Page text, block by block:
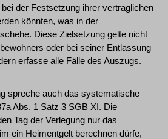
der Festsetzung ihrer vertraglichen
könnten, was in der
Diese Zielsetzung gelte nicht
oder bei seiner Entlassung
erfasse alle Fälle des Auszugs.
spreche auch das systematische
Abs. 1 Satz 3 SGB XI. Die
Tag der Verlegung nur das
ein Heimentgelt berechnen dürfe,